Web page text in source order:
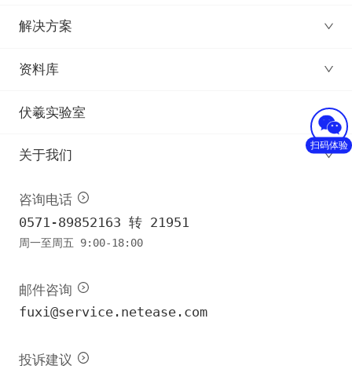
解决方案
资料库
伏羲实验室
关于我们
咨询电话
0571-89852163 转 21951
周一至周五 9:00-18:00
邮件咨询
fuxi@service.netease.com
投诉建议
扫码体验